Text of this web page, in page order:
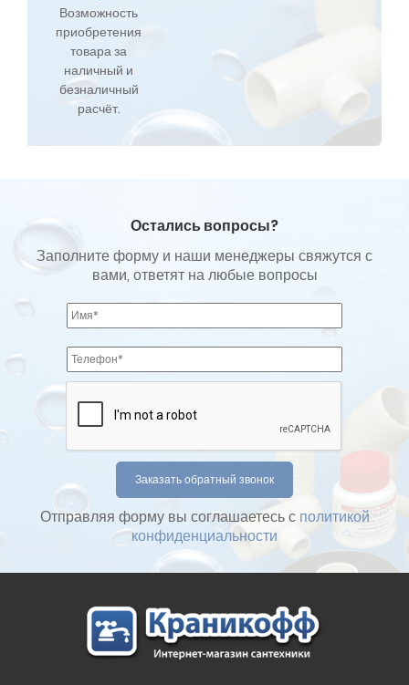
Возможность
приобретения
товара за
наличный и
безналичный
расчёт.
Остались вопросы?
Заполните форму и наши менеджеры свяжутся с
вами, ответят на любые вопросы
Отправляя форму вы соглашаетесь с политикой
конфиденциальности